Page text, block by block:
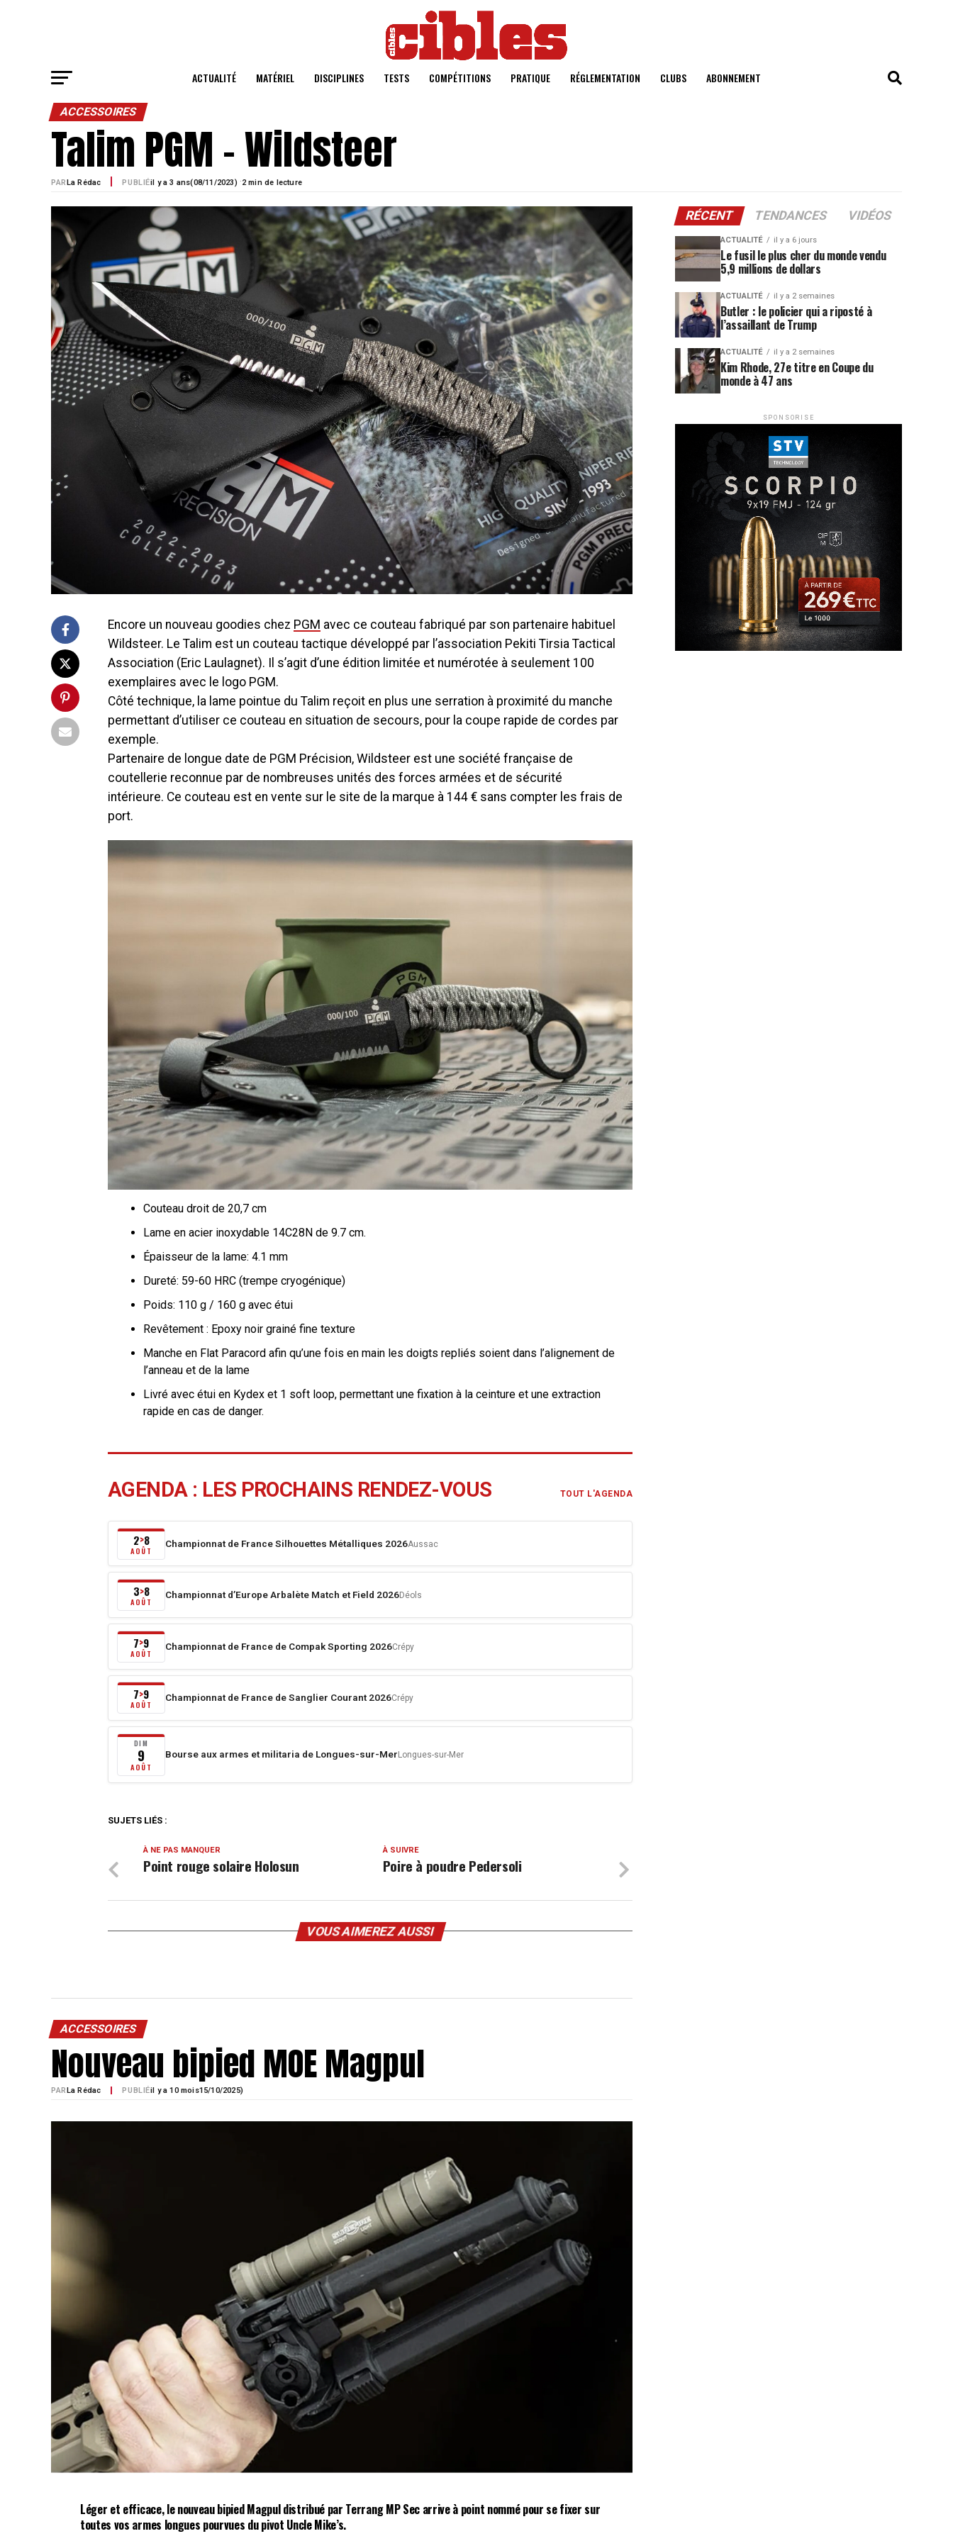
ACTUALITÉ MATÉRIEL DISCIPLINES TESTS COMPÉTITIONS PRATIQUE RÉGLEMENTATION CLUBS ABONNEMENT
ACCESSOIRES
Talim PGM – Wildsteer
PUBLIÉil y a 3 ans 08/11/2023)·2 min de lecture
PARLa Rédac
Encore un nouveau goodies chez PGM avec ce couteau fabriqué par son partenaire habituel
Wildsteer. Le Talim est un couteau tactique développé par l’association Pekiti Tirsia Tactical
Association (Eric Laulagnet). Il s’agit d’une édition limitée et numérotée à seulement 100
exemplaires avec le logo PGM.
Côté technique, la lame pointue du Talim reçoit en plus une serration à proximité du manche
permettant d’utiliser ce couteau en situation de secours, pour la coupe rapide de cordes par
exemple.
Partenaire de longue date de PGM Précision, Wildsteer est une société française de
coutellerie reconnue par de nombreuses unités des forces armées et de sécurité
intérieure. Ce couteau est en vente sur le site de la marque à 144 € sans compter les frais de
port.
Couteau droit de 20,7 cm
Lame en acier inoxydable 14C28N de 9.7 cm.
Épaisseur de la lame: 4.1 mm
Dureté: 59-60 HRC (trempe cryogénique)
Poids: 110 g / 160 g avec étui
Revêtement : Epoxy noir grainé fine texture
Manche en Flat Paracord afin qu’une fois en main les doigts repliés soient dans l’alignement de
l’anneau et de la lame
Livré avec étui en Kydex et 1 soft loop, permettant une fixation à la ceinture et une extraction
rapide en cas de danger.
AGENDA : LES PROCHAINS RENDEZ-VOUS TOUT L'AGENDA
2
août
2026
au
8
août
2026
2>8
AOÛT
Championnat de France Silhouettes Métalliques 2026Aussac
3
août
2026
au
8
août
2026
3>8
AOÛT
Championnat d’Europe Arbalète Match et Field 2026Déols
7
août
2026
au
9
2026
7>9
AOÛT
Championnat de France de Compak Sporting 2026Crépy
7
août
2026
au
2026
7>9
AOÛT
Championnat de France de Sanglier Courant 2026Crépy
dimanche
9
DIM
9
AOÛT
Bourse aux armes et militaria de Longues-sur-Mer Longues-sur-Mer
SUJETS LIÉS :
À SUIVRE
Poire à poudre Pedersoli
À NE PAS MANQUER
Point rouge solaire Holosun
VOUS AIMEREZ AUSSI
ACCESSOIRES
Nouveau bipied MOE Magpul
PUBLIÉil y a 10 mois15/10/2025)
PARLa Rédac
Léger et efficace, le nouveau bipied Magpul distribué par Terrang MP Secarrive à point nommé pour se fixer sur
toutes vos armes longues pourvues du pivot Uncle Mike’s.
RÉCENT TENDANCES VIDÉOS
ACTUALITÉ il y a 6 jours
Le fusil le plus cher du monde vendu
5,9 millions de dollars
ACTUALITÉ il y a 2 semaines
Butler : le policier qui a riposté à
l’assaillant de Trump
ACTUALITÉ il y a 2 semaines
Kim Rhode, 27e titre en Coupe du
monde à 47 ans
SPONSORISE